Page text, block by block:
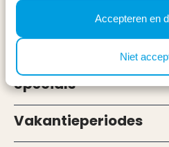
Accepteren en
Niet
Service & contact
Types
Specials
Vakantieperiodes